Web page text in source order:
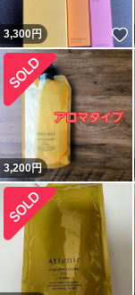
3,300円
3,200円